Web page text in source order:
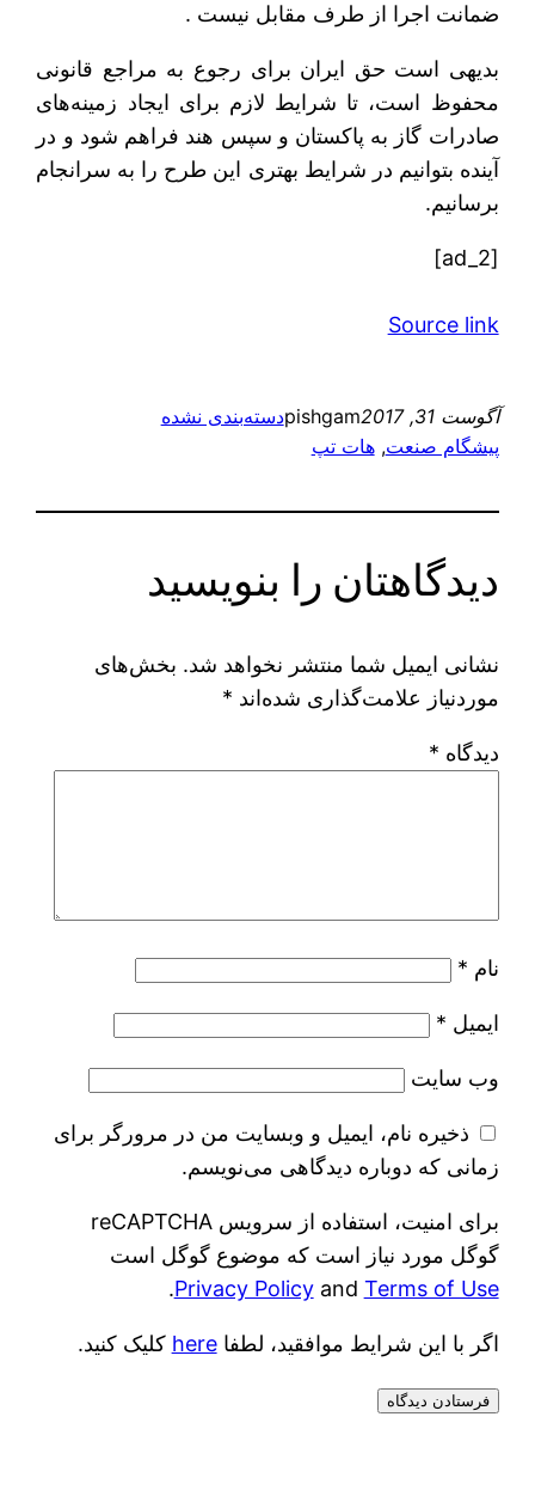
ضمانت اجرا از طرف مقابل نیست .
بدیهی است حق ایران برای رجوع به مراجع قانونی
محفوظ است، تا شرایط لازم برای ایجاد زمینه‌های
صادرات گاز به پاکستان و سپس هند فراهم شود و در
آینده بتوانیم در شرایط بهتری این طرح را به سرانجام
برسانیم.
[ad_2]
Source link
آگوست 31, 2017 pishgamدسته‌بندی نشده
پیشگام صنعت, هات تپ
دیدگاهتان را بنویسید
نشانی ایمیل شما منتشر نخواهد شد. بخش‌های
موردنیاز علامت‌گذاری شده‌اند *
دیدگاه *
نام *
ایمیل *
وب‌ سایت
ذخیره نام، ایمیل و وبسایت من در مرورگر برای
زمانی که دوباره دیدگاهی می‌نویسم.
برای امنیت، استفاده از سرویس reCAPTCHA
گوگل مورد نیاز است که موضوع گوگل است
Privacy Policyand Terms of Use
.
اگر با این شرایط موافقید، لطفاhere کلیک کنید.